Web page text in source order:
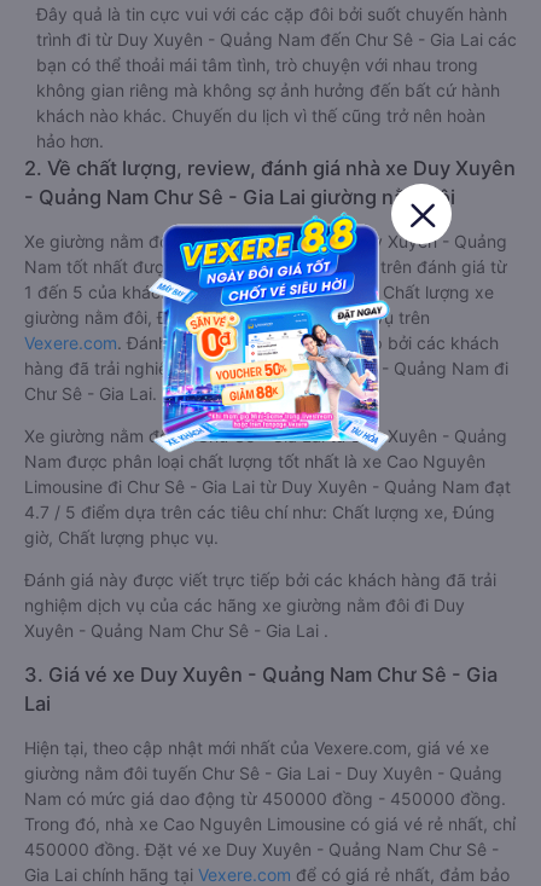
Đây quả là tin cực vui với các cặp đôi bởi suốt chuyến hành
trình đi từ Duy Xuyên - Quảng Nam đến Chư Sê - Gia Lai các
bạn có thể thoải mái tâm tình, trò chuyện với nhau trong
không gian riêng mà không sợ ảnh hưởng đến bất cứ hành
khách nào khác. Chuyến du lịch vì thế cũng trở nên hoàn
hảo hơn.
2. Về chất lượng, review, đánh giá nhà xe Duy Xuyên
- Quảng Nam Chư Sê - Gia Lai giường nằm đôi
Xe giường nằm đôi đi Chư Sê - Gia Lai từ Duy Xuyên - Quảng
Nam tốt nhất được phân loại chất lượng dựa trên đánh giá từ
1 đến 5 của khách hàng với các tiêu chí như: Chất lượng xe
giường nằm đôi, Đúng giờ, Chất lượng phục vụ trên
Vexere.com. Đánh giá này được viết trực tiếp bởi các khách
hàng đã trải nghiệm các hãng Xe Duy Xuyên - Quảng Nam đi
Chư Sê - Gia Lai.
Xe giường nằm đôi đi Chư Sê - Gia Lai từ Duy Xuyên - Quảng
Nam được phân loại chất lượng tốt nhất là xe Cao Nguyên
Limousine đi Chư Sê - Gia Lai từ Duy Xuyên - Quảng Nam đạt
4.7 / 5 điểm dựa trên các tiêu chí như: Chất lượng xe, Đúng
giờ, Chất lượng phục vụ.
Đánh giá này được viết trực tiếp bởi các khách hàng đã trải
nghiệm dịch vụ của các hãng xe giường nằm đôi đi Duy
Xuyên - Quảng Nam Chư Sê - Gia Lai .
3. Giá vé xe Duy Xuyên - Quảng Nam Chư Sê - Gia
Lai
Hiện tại, theo cập nhật mới nhất của Vexere.com, giá vé xe
giường nằm đôi tuyến Chư Sê - Gia Lai - Duy Xuyên - Quảng
Nam có mức giá dao động từ 450000 đồng - 450000 đồng.
Trong đó, nhà xe Cao Nguyên Limousine có giá vé rẻ nhất, chỉ
450000 đồng. Đặt vé xe Duy Xuyên - Quảng Nam Chư Sê -
Gia Lai chính hãng tại Vexere.com để có giá rẻ nhất, đảm bảo